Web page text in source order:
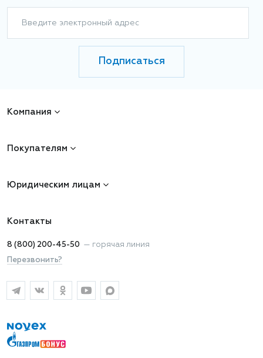
Введите электронный адрес
Подписаться
Компания
Покупателям
Юридическим лицам
Контакты
8 (800) 200-45-50 — горячая линия
Перезвонить?